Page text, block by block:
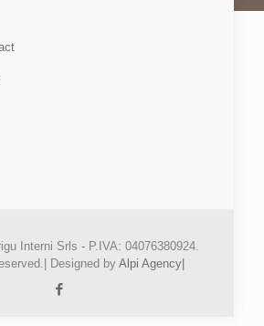
Interni Srls - P.IVA: 04076380924.
Designed by Alpi Agency|